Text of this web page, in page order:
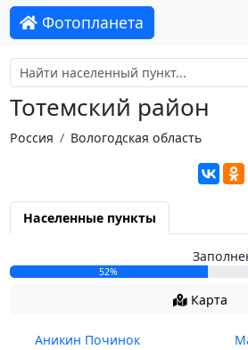
Фотопланета
Тотемский район
Россия Вологодская область
Населенные пункты
52%
Карта
Аникин Починок